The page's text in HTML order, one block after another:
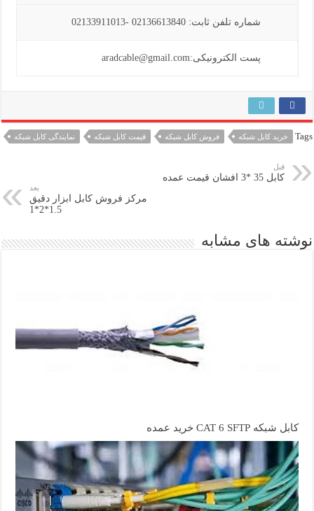
شماره تلفن ثابت: 02136613840 -02133911013
پست الکترونیکی:aradcable@gmail.com
Tags خرید کابل شبکه فروش کابل شبکه قیمت کابل شبکه نمایندگی کابل شبکه
قبل
کابل 35 *3 افشان قیمت عمده
بعد
مرکز فروش کابل ابزار دقیق
1.5*2*1
نوشته های مشابه
کابل شبکه CAT 6 SFTP خرید عمده